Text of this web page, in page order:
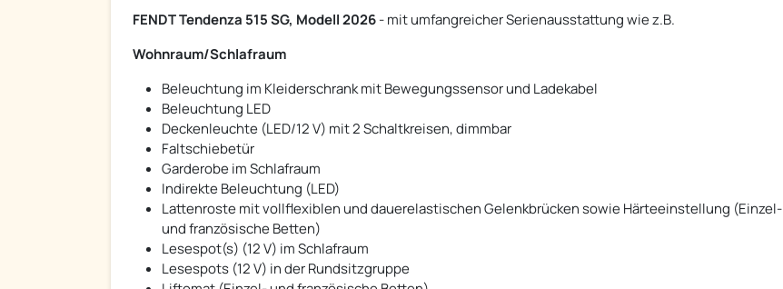
FENDT Tendenza 515 SG, Modell 2026- mit umfangreicher Serienausstattung wie z.B.
Wohnraum/Schlafraum
Beleuchtung im Kleiderschrank mit Bewegungssensor und Ladekabel
Beleuchtung LED
Deckenleuchte (LED/12 V) mit 2 Schaltkreisen, dimmbar
Faltschiebetür
Garderobe im Schlafraum
Indirekte Beleuchtung (LED)
Lattenroste mit vollflexiblen und dauerelastischen Gelenkbrücken sowie Härteeinstellung (Einzel-
und französische Betten)
Lesespot(s) (12 V) im Schlafraum
Lesespots (12 V) in der Rundsitzgruppe